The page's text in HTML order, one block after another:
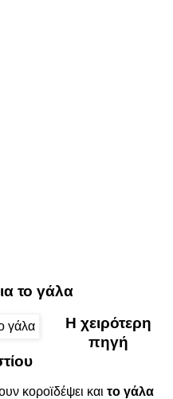
το γάλα
Η χειρότερη
πηγή
κοροϊδέψει και το γάλα